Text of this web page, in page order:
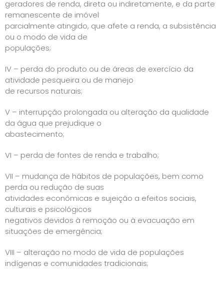
geradores de renda, direta ou indiretamente, e da parte
remanescente de imóvel
parcialmente atingido, que afete a renda, a subsistência
ou o modo de vida de
populações;
IV – perda do produto ou de áreas de exercício da
atividade pesqueira ou de manejo
de recursos naturais;
V – interrupção prolongada ou alteração da qualidade
da água que prejudique o
abastecimento;
VI – perda de fontes de renda e trabalho;
VII – mudança de hábitos de populações, bem como
perda ou redução de suas
atividades econômicas e sujeição a efeitos sociais,
culturais e psicológicos
negativos devidos à remoção ou à evacuação em
situações de emergência;
VIII – alteração no modo de vida de populações
indígenas e comunidades tradicionais;